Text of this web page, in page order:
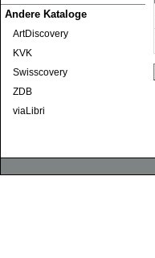
Andere Kataloge
ArtDiscovery
KVK
Swisscovery
ZDB
viaLibri